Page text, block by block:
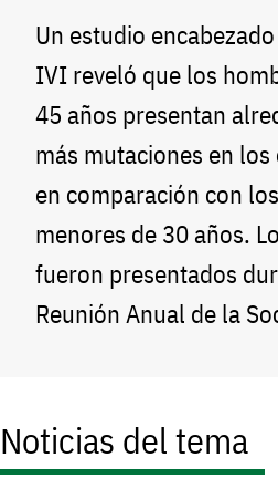
Un estudio
IVI reveló que los
45 años presentan
más mutaciones en
en comparación con
menores de 30 años.
fueron presentados
Reunión Anual de la
Noticias del tema